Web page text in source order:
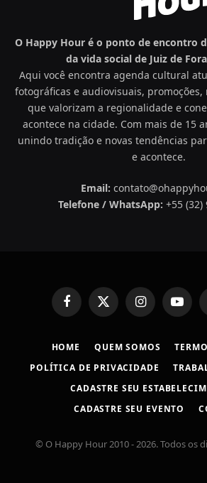
O Happy Hour é o ponto de encontro
da vida social de Juiz de
Aqui você encontra agenda cultural
fotográficas e audiovisuais, promoções,
que valorizam a regionalidade e
acontece na cidade. Com mais de 15
unindo tradição e novas tendências
e acontece.
Email:
Telefone / WhatsApp: +55 (32)
FacebookX
(Twitter)
Instagram
HOME QUEM SOMOS
POLÍTICA DE PRIVACIDADE
CADASTRE SEU
CADASTRE SEU EVENTO
© O Happy Hour 2010 - 2026. Todos os